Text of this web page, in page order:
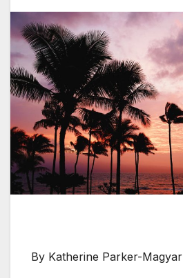
By Katherine Parker-Magyar